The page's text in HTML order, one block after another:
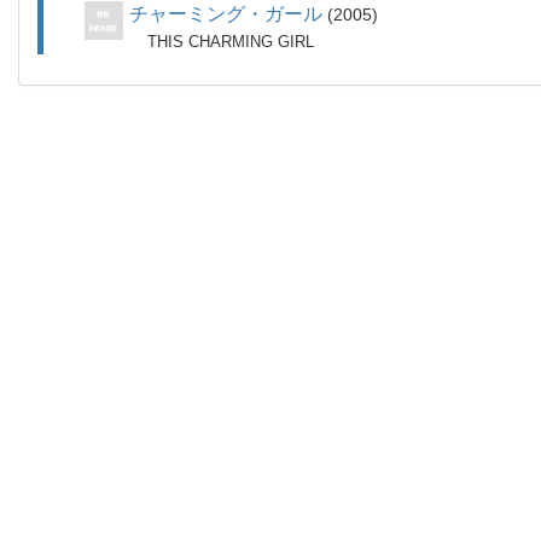
チャーミング・ガール 2005
THIS CHARMING GIRL